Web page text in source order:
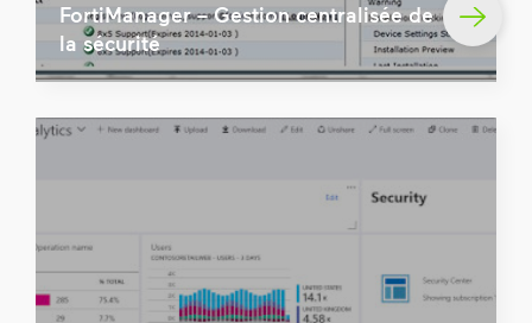
FortiManager – Gestion centralisée de
la sécurité